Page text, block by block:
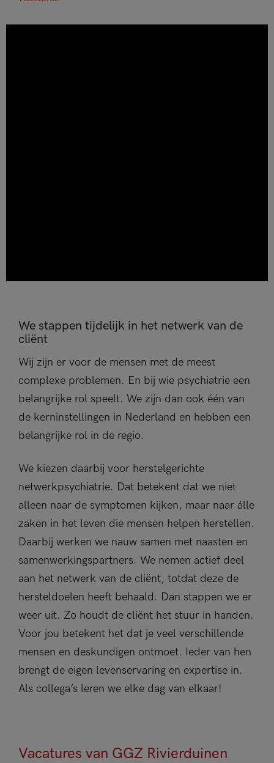
We stappen tijdelijk in het netwerk van de
cliënt
Wij zijn er voor de mensen met de meest
complexe problemen. En bij wie psychiatrie een
belangrijke rol speelt. We zijn dan ook één van
de kerninstellingen in Nederland en hebben een
belangrijke rol in de regio.
We kiezen daarbij voor herstelgerichte
netwerkpsychiatrie. Dat betekent dat we niet
alleen naar de symptomen kijken, maar naar álle
zaken in het leven die mensen helpen herstellen.
Daarbij werken we nauw samen met naasten en
samenwerkingspartners. We nemen actief deel
aan het netwerk van de cliënt, totdat deze de
hersteldoelen heeft behaald. Dan stappen we er
weer uit. Zo houdt de cliënt het stuur in handen.
Voor jou betekent het dat je veel verschillende
mensen en deskundigen ontmoet. Ieder van hen
brengt de eigen levenservaring en expertise in.
Als collega’s leren we elke dag van elkaar!
Vacatures van GGZ Rivierduinen